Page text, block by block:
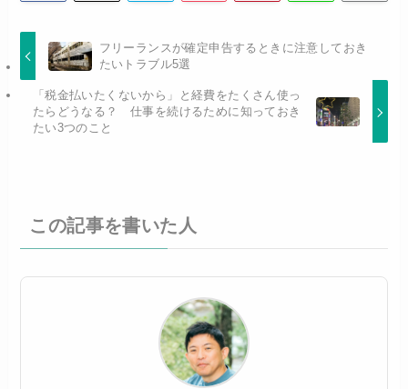
フリーランスが確定申告するときに注意しておき
たいトラブル5選
「税金払いたくないから」と経費をたくさん使っ
たらどうなる？ 仕事を続けるために知っておき
たい3つのこと
この記事を書いた人